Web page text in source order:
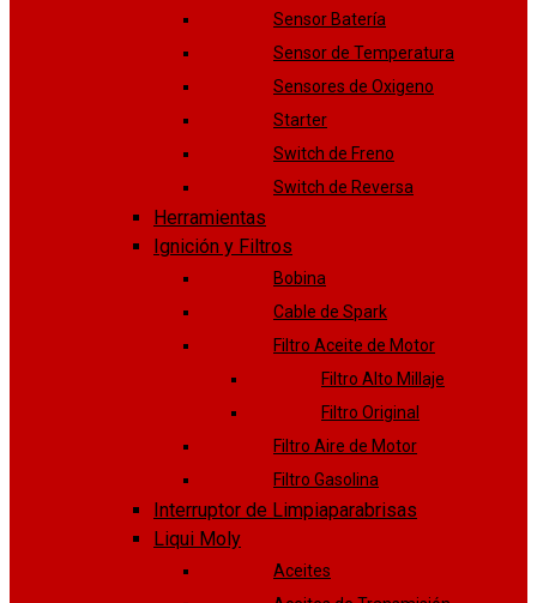
Sensor Batería
Sensor de Temperatura
Sensores de Oxigeno
Starter
Switch de Freno
Switch de Reversa
Herramientas
Ignición y Filtros
Bobina
Cable de Spark
Filtro Aceite de Motor
Filtro Alto Millaje
Filtro Original
Filtro Aire de Motor
Filtro Gasolina
Interruptor de Limpiaparabrisas
Liqui Moly
Aceites